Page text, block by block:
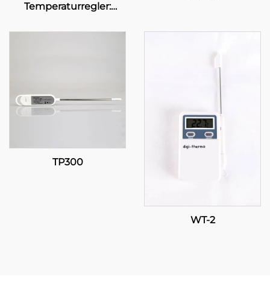
Temperaturregler:
temperaturkontroll för
TP300
WT-2